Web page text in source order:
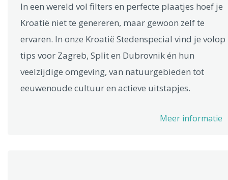
In een wereld vol filters en perfecte plaatjes hoef je
Kroatië niet te genereren, maar gewoon zelf te
ervaren. In onze Kroatië Stedenspecial vind je volop
tips voor Zagreb, Split en Dubrovnik én hun
veelzijdige omgeving, van natuurgebieden tot
eeuwenoude cultuur en actieve uitstapjes.
Meer informatie